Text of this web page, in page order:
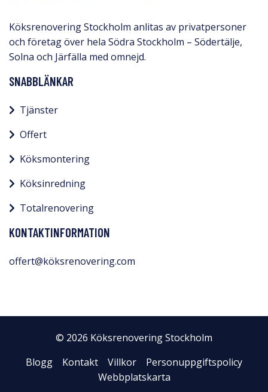
Köksrenovering Stockholm anlitas av privatpersoner
och företag över hela Södra Stockholm – Södertälje,
Solna och Järfälla med omnejd.​
SNABBLÄNKAR
Tjänster
Offert
Köksmontering
Köksinredning
Totalrenovering
KONTAKTINFORMATION
offert@köksrenovering.com
© 2026 Köksrenovering Stockholm
Blogg
Kontakt Villkor
Personuppgiftspolicy
Webbplatskarta